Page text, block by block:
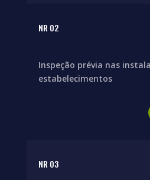
NR 02
Inspeção prévia nas
estabelecimentos
NR 03